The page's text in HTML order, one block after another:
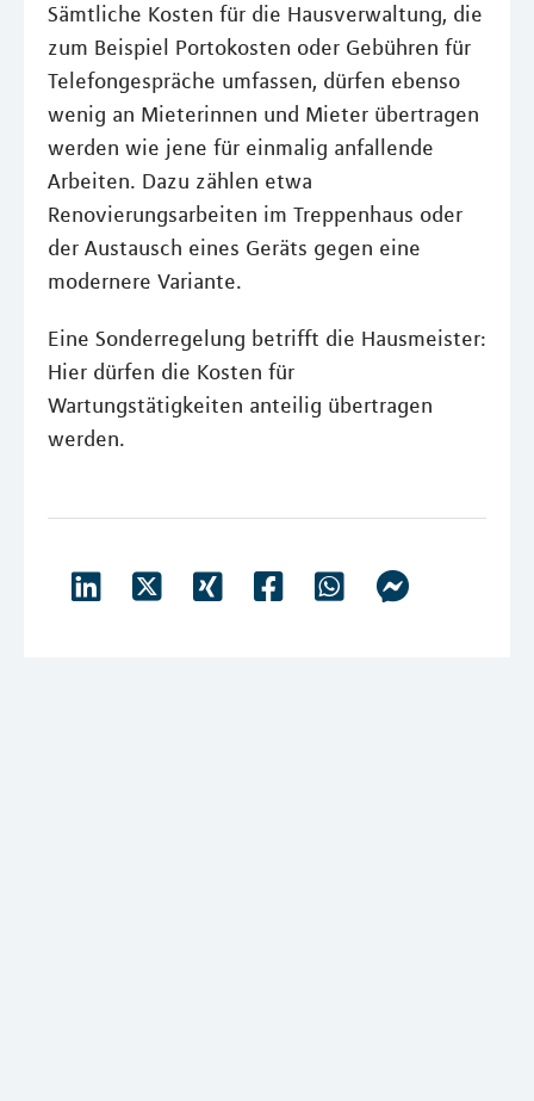
Sämtliche Kosten für die Hausverwaltung, die
zum Beispiel Portokosten oder Gebühren für
Telefongespräche umfassen, dürfen ebenso
wenig an Mieterinnen und Mieter übertragen
werden wie jene für einmalig anfallende
Arbeiten. Dazu zählen etwa
Renovierungsarbeiten im Treppenhaus oder
der Austausch eines Geräts gegen eine
modernere Variante.
Eine Sonderregelung betrifft die Hausmeister:
Hier dürfen die Kosten für
Wartungstätigkeiten anteilig übertragen
werden.